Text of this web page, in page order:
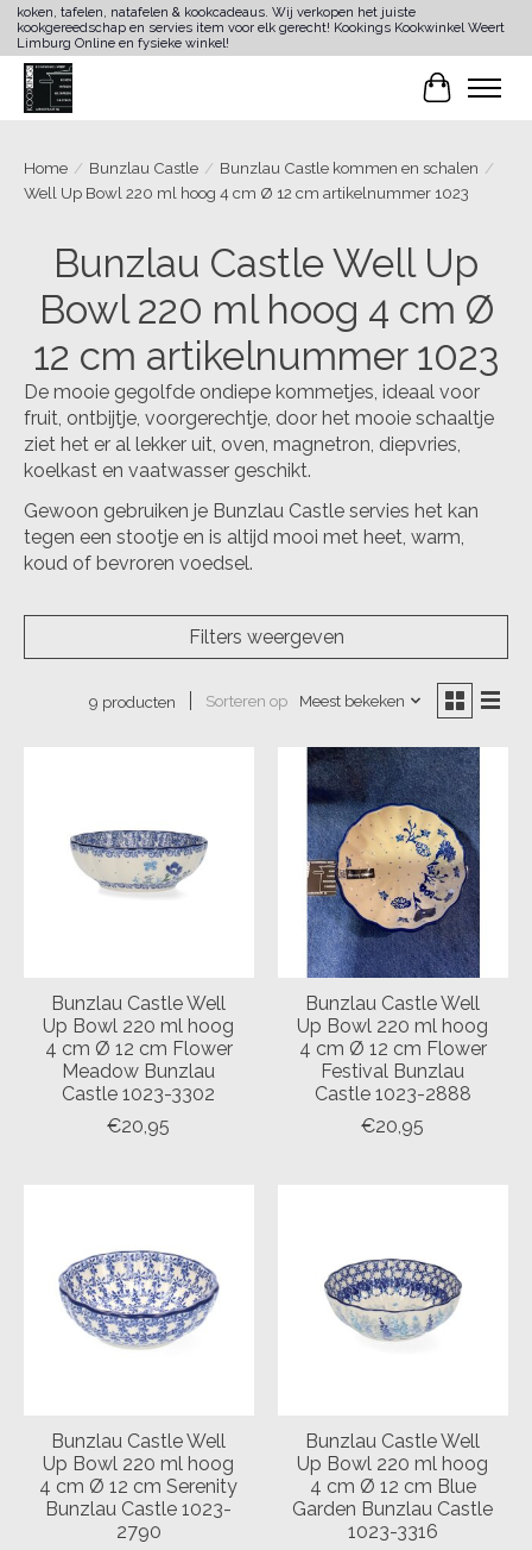
koken, tafelen, natafelen & kookcadeaus. Wij verkopen het juiste
kookgereedschap en servies item voor elk gerecht! Kookings Kookwinkel Weert
Limburg Online en fysieke winkel!
Home / Bunzlau Castle / Bunzlau Castle kommen en schalen /
Well Up Bowl 220 ml hoog 4 cm Ø 12 cm artikelnummer 1023
Bunzlau Castle Well Up
Bowl 220 ml hoog 4 cm Ø
12 cm artikelnummer 1023
De mooie gegolfde ondiepe kommetjes, ideaal voor
fruit, ontbijtje, voorgerechtje, door het mooie schaaltje
ziet het er al lekker uit, oven, magnetron, diepvries,
koelkast en vaatwasser geschikt.
Gewoon gebruiken je Bunzlau Castle servies het kan
tegen een stootje en is altijd mooi met heet, warm,
koud of bevroren voedsel.
Filters weergeven
9 producten Sorteren op Meest bekeken
Bunzlau Castle Well
Up Bowl 220 ml hoog
4 cm Ø 12 cm Flower
Meadow Bunzlau
Castle 1023-3302
€20,95
Bunzlau Castle Well
Up Bowl 220 ml hoog
4 cm Ø 12 cm Flower
Festival Bunzlau
Castle 1023-2888
€20,95
Bunzlau Castle Well
Up Bowl 220 ml hoog
4 cm Ø 12 cm Serenity
Bunzlau Castle 1023-
2790
Bunzlau Castle Well
Up Bowl 220 ml hoog
4 cm Ø 12 cm Blue
Garden Bunzlau Castle
1023-3316